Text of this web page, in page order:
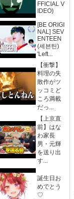
FFICIAL V
IDEO)
[BE ORIGI
NAL] SEV
ENTEEN
(세븐틴)
'Left...
【衝撃】
料理の失
敗作がツ
ッコミど
ころ満載
だっ...
【上京直
前】はな
わ家長
男・元輝
を送り出
す...
誕生日お
めでとう
♡